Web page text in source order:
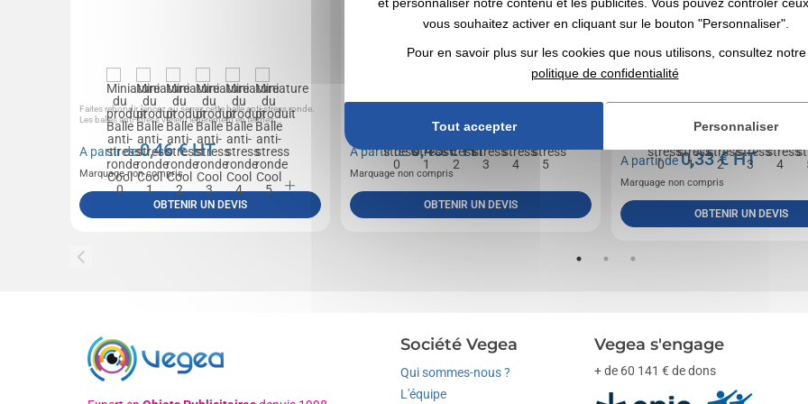
Faites rebondir, lancez ou serrez cette balle anti-stress ronde.
Les balles anti-stress varient légèrement en termes...
A partir de0,46€ HT
Marquage non compris
OBTENIR UN DEVIS
A partir de0,43€ HT
Marquage non compris
OBTENIR UN DEVIS
A partir de0,33€ HT
Marquage non compris
OBTENIR UN DEVIS
Société Vegea
Qui sommes-nous ?
L'équipe
Vegea s'engage
+ de 60 141 € de dons
vous souhaitez activer en cliquant sur le bouton "Personnaliser".
Pour en savoir plus sur les cookies que nous utilisons, consultez notre
politique de confidentialité
Tout accepter Personnaliser